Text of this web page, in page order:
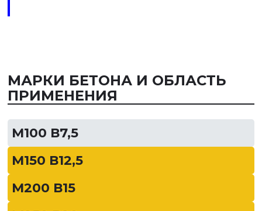
МАРКИ БЕТОНА И ОБЛАСТЬ
ПРИМЕНЕНИЯ
М100 В7,5
М150 В12,5
М200 В15